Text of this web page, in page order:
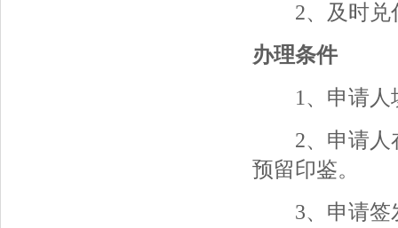
2、及时兑付
办理条件
1、申请人
2、申请人在
预留印鉴。
3、申请签发